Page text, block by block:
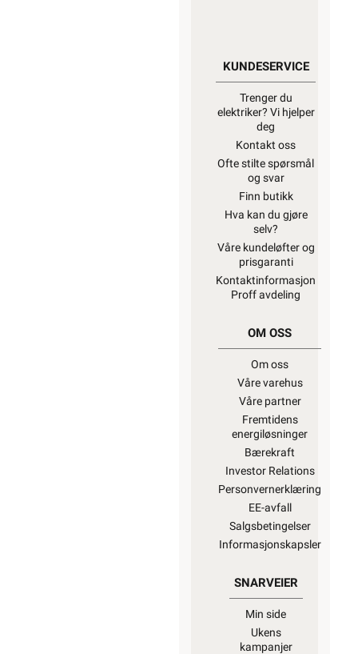
KUNDESERVICE
Trenger du
elektriker? Vi hjelper
deg
Kontakt oss
Ofte stilte spørsmål
og svar
Finn butikk
Hva kan du gjøre
selv?
Våre kundeløfter og
prisgaranti
Kontaktinformasjon
Proff avdeling
OM OSS
Om oss
Våre varehus
Våre partner
Fremtidens
energiløsninger
Bærekraft
Investor Relations
Personvernerklæring
EE-avfall
Salgsbetingelser
Informasjonskapsler
SNARVEIER
Min side
Ukens
kampanjer